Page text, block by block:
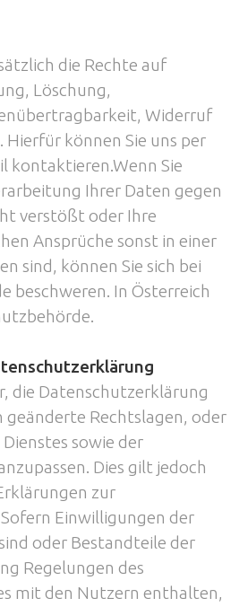
die Rechte auf
Löschung,
Widerruf
Hierfür können Sie uns per
kontaktieren.Wenn Sie
Ihrer Daten gegen
verstößt oder Ihre
Ansprüche sonst in einer
sind, können Sie sich bei
beschweren. In Österreich
die Datenschutzerklärung
geänderte Rechtslagen, oder
sowie der
Dies gilt jedoch
zur
Einwilligungen der
oder Bestandteile der
Regelungen des
mit den Nutzern enthalten,